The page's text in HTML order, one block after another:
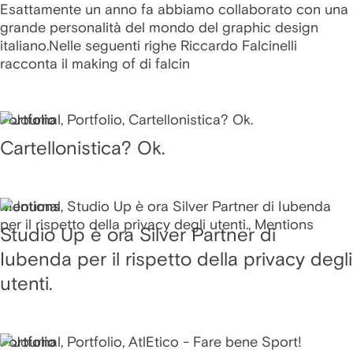
Esattamente un anno fa abbiamo collaborato con una
grande personalità del mondo del graphic design
italiano.Nelle seguenti righe Riccardo Falcinelli
racconta il making of di falcin
Portfolio
Cartellonistica? Ok.
Mentions
Studio Up è ora Silver Partner di
Iubenda per il rispetto della privacy degli
utenti.
Portfolio